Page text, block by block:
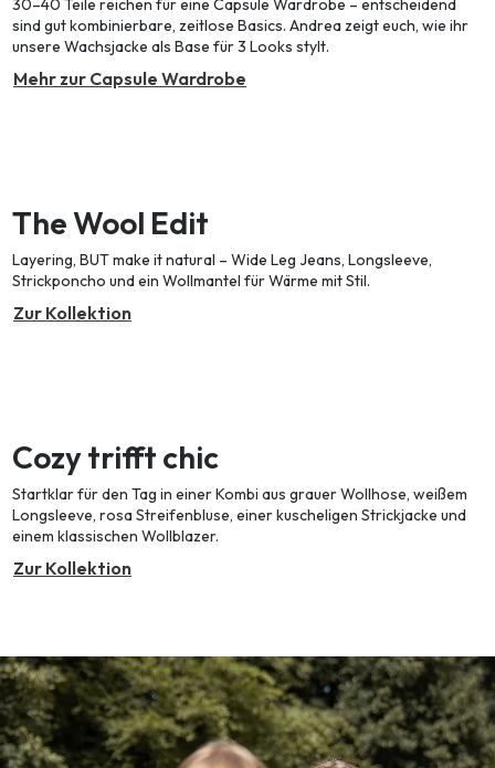
30–40 Teile reichen für eine Capsule Wardrobe – entscheidend
sind gut kombinierbare, zeitlose Basics. Andrea zeigt euch, wie ihr
unsere Wachsjacke als Base für 3 Looks stylt.
Mehr zur Capsule Wardrobe
The Wool Edit
Layering, BUT make it natural – Wide Leg Jeans, Longsleeve,
Strickponcho und ein Wollmantel für Wärme mit Stil.
Zur Kollektion
Cozy trifft chic
Startklar für den Tag in einer Kombi aus grauer Wollhose, weißem
Longsleeve, rosa Streifenbluse, einer kuscheligen Strickjacke und
einem klassischen Wollblazer.
Zur Kollektion